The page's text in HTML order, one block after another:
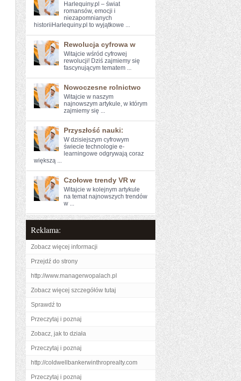
Harlequiny.pl – świat
romansów, emocji i
niezapomnianych
historiiHarlequiny.pl to wyjątkowe ...
Rewolucja cyfrowa w
Witajcie wśród cyfrowej
⁢rewolucji! Dziś zajmiemy ​się
fascynującym tematem ...
Nowoczesne rolnictwo
Witajcie w naszym
najnowszym artykule, ‍w którym
zajmiemy się ...
Przyszłość nauki:
W dzisiejszym cyfrowym
świecie technologie e-
learningowe odgrywają ⁢coraz
większą ...
Czołowe trendy VR w
Witajcie w kolejnym artykule
na temat najnowszych ‌trendów
w ...
Reklama:
Zobacz więcej informacji
Przejdź do strony
http://www.managerwopalach.pl
Zobacz więcej szczegółów tutaj
Sprawdź to
Przeczytaj i poznaj
Zobacz, jak to działa
Przeczytaj i poznaj
http://coldwellbankerwinthroprealty.com
Przeczytaj i poznaj